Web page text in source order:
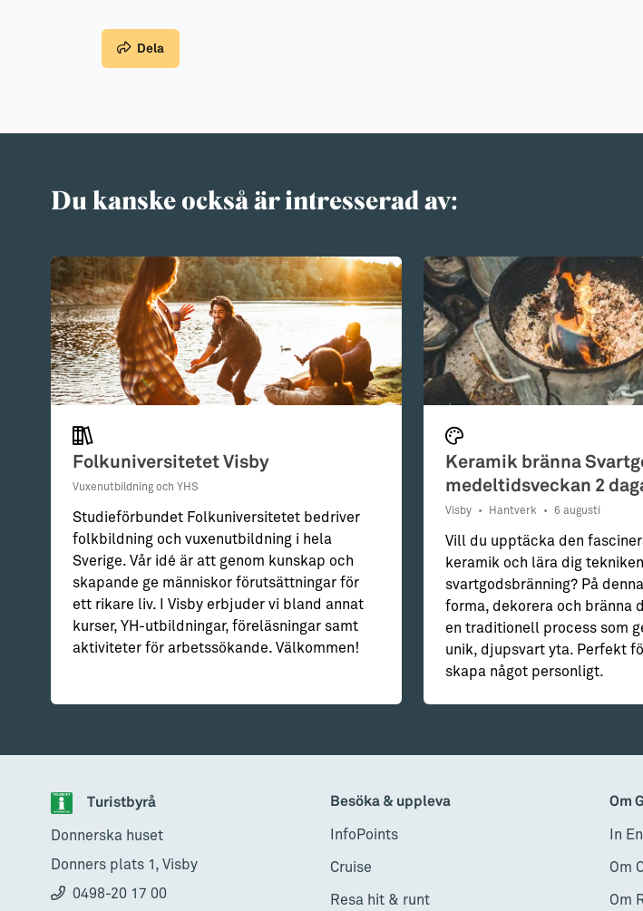
Dela
Du kanske också är intresserad av:
Folkuniversitetet Visby
Vuxenutbildning och YHS
Studieförbundet Folkuniversitetet bedriver
folkbildning och vuxenutbildning i hela
Sverige. Vår idé är att genom kunskap och
skapande ge människor förutsättningar för
ett rikare liv. I Visby erbjuder vi bland annat
kurser, YH-utbildningar, föreläsningar samt
aktiviteter för arbetssökande. Välkommen!
Keramik bränna
medeltidsveckan 2
Visby • Hantverk • 6 augusti
Vill du upptäcka den
keramik och lära dig
svartgodsbränning? På
forma, dekorera och bränna
en traditionell process som
unik, djupsvart yta. Perfekt
skapa något personligt.
Turistbyrå
Donnerska huset
Donners plats 1, Visby
0498-20 17 00
Besöka & uppleva
InfoPoints
Cruise
Resa hit & runt
Om
In
Om
Om